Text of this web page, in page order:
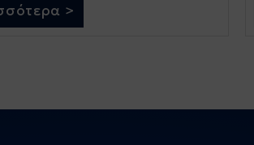
αποφάσεις σχετικά με τη
και τη διαχείρισή τους. Για να
>